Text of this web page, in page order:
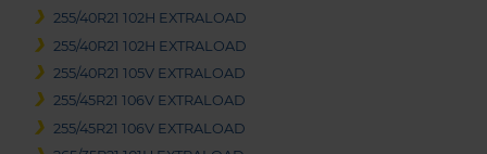
255/40R21 102H EXTRALOAD
255/40R21 102H EXTRALOAD
255/40R21 105V EXTRALOAD
255/45R21 106V EXTRALOAD
255/45R21 106V EXTRALOAD